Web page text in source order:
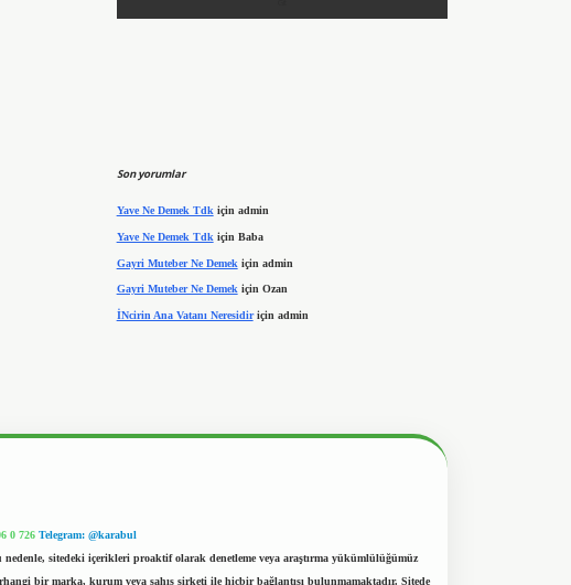
Son yorumlar
Yave Ne Demek Tdkiçin admin
Yave Ne Demek Tdk için Baba
Gayri Muteber Ne Demek için admin
Gayri Muteber Ne Demek için Ozan
İNcirin Ana Vatanı Neresidiriçin admin
0 726 Telegram: @karabul
sitedeki içerikleri proaktif olarak denetleme veya araştırma yükümlülüğümüz
bir marka, kurum veya şahıs şirketi ile hiçbir bağlantısı bulunmamaktadır. Sitede